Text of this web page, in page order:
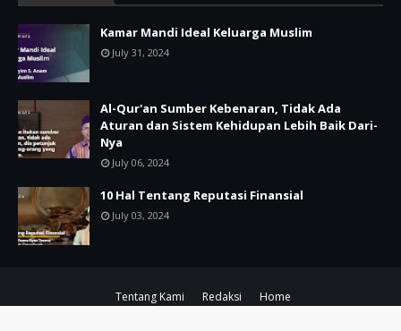
Kamar Mandi Ideal Keluarga Muslim
July 31, 2024
Al-Qur'an Sumber Kebenaran, Tidak Ada
Aturan dan Sistem Kehidupan Lebih Baik Dari-
Nya
July 06, 2024
10 Hal Tentang Reputasi Finansial
July 03, 2024
Tentang Kami Redaksi
Home